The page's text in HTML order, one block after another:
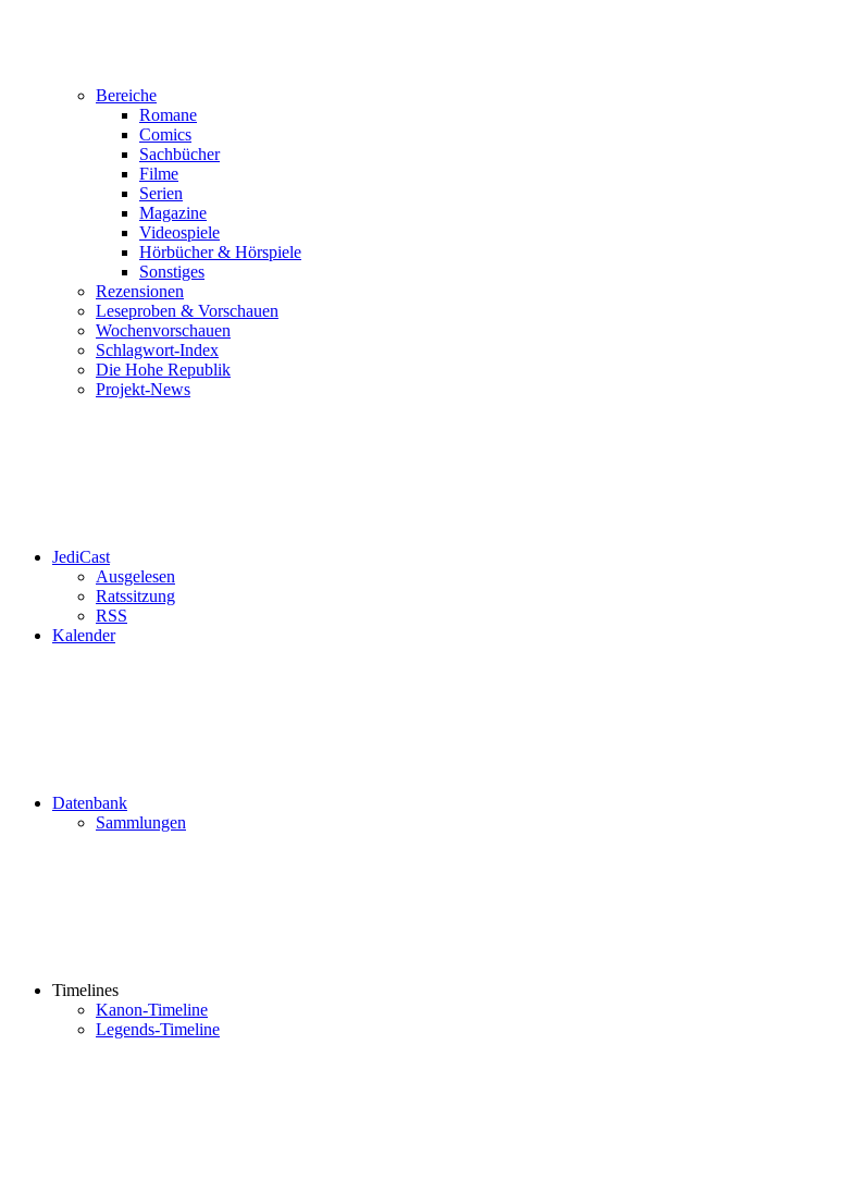
Bereiche
Romane
Comics
Sachbücher
Filme
Serien
Magazine
Videospiele
Hörbücher & Hörspiele
Sonstiges
Rezensionen
Leseproben & Vorschauen
Wochenvorschauen
Schlagwort-Index
Die Hohe Republik
Projekt-News
JediCast
Ausgelesen
Ratssitzung
RSS
Kalender
Datenbank
Sammlungen
Timelines
Kanon-Timeline
Legends-Timeline